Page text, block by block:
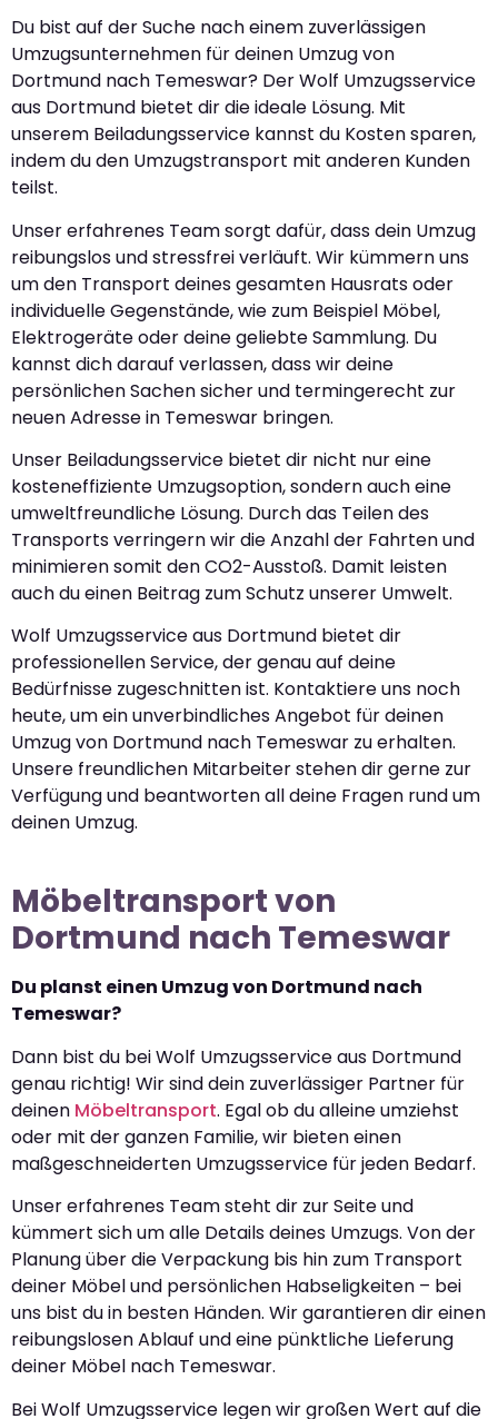
Du bist auf der Suche nach einem zuverlässigen
Umzugsunternehmen für deinen Umzug von
Dortmund nach Temeswar? Der Wolf Umzugsservice
aus Dortmund bietet dir die ideale Lösung. Mit
unserem Beiladungsservice kannst du Kosten sparen,
indem du den Umzugstransport mit anderen Kunden
teilst.
Unser erfahrenes Team sorgt dafür, dass dein Umzug
reibungslos und stressfrei verläuft. Wir kümmern uns
um den Transport deines gesamten Hausrats oder
individuelle Gegenstände, wie zum Beispiel Möbel,
Elektrogeräte oder deine geliebte Sammlung. Du
kannst dich darauf verlassen, dass wir deine
persönlichen Sachen sicher und termingerecht zur
neuen Adresse in Temeswar bringen.
Unser Beiladungsservice bietet dir nicht nur eine
kosteneffiziente Umzugsoption, sondern auch eine
umweltfreundliche Lösung. Durch das Teilen des
Transports verringern wir die Anzahl der Fahrten und
minimieren somit den CO2-Ausstoß. Damit leisten
auch du einen Beitrag zum Schutz unserer Umwelt.
Wolf Umzugsservice aus Dortmund bietet dir
professionellen Service, der genau auf deine
Bedürfnisse zugeschnitten ist. Kontaktiere uns noch
heute, um ein unverbindliches Angebot für deinen
Umzug von Dortmund nach Temeswar zu erhalten.
Unsere freundlichen Mitarbeiter stehen dir gerne zur
Verfügung und beantworten all deine Fragen rund um
deinen Umzug.
Möbeltransport von
Dortmund nach Temeswar
Du planst einen Umzug von Dortmund nach
Temeswar?
Dann bist du bei Wolf Umzugsservice aus Dortmund
genau richtig! Wir sind dein zuverlässiger Partner für
deinen Möbeltransport. Egal ob du alleine umziehst
oder mit der ganzen Familie, wir bieten einen
maßgeschneiderten Umzugsservice für jeden Bedarf.
Unser erfahrenes Team steht dir zur Seite und
kümmert sich um alle Details deines Umzugs. Von der
Planung über die Verpackung bis hin zum Transport
deiner Möbel und persönlichen Habseligkeiten – bei
uns bist du in besten Händen. Wir garantieren dir einen
reibungslosen Ablauf und eine pünktliche Lieferung
deiner Möbel nach Temeswar.
Bei Wolf Umzugsservice legen wir großen Wert auf die